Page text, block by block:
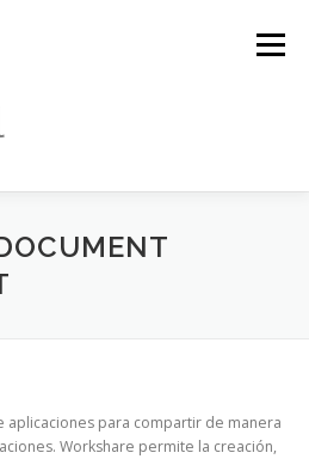
Menu
ENTRENAMIENTO
aplicaciones para compartir de manera
Workshare permite la creación,